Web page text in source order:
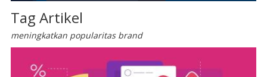
Tag Artikel
meningkatkan popularitas brand